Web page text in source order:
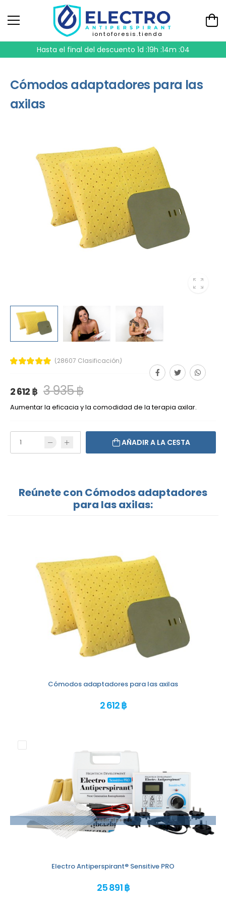
iontoforesis.tienda
Hasta el final del descuento 1d :19h :14m :04
Cómodos adaptadores para las
axilas
(28607 Clasificación)
2 612 ฿ 3 935 ฿
Aumentar la eficacia y la comodidad de la terapia axilar.
AÑADIR A LA CESTA
Reúnete con Cómodos adaptadores
para las axilas:
Cómodos adaptadores para las axilas
2 612 ฿
Añadir al pedido
Electro Antiperspirant® Sensitive PRO
25 891 ฿